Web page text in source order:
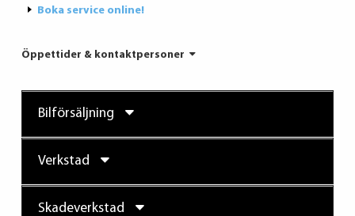
Boka service online!
Öppettider & kontaktpersoner
Bilförsäljning
Verkstad
Skadeverkstad